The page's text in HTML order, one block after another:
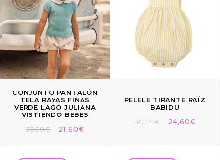
CONJUNTO PANTALÓN
TELA RAYAS FINAS
VERDE LAGO JULIANA
VISTIENDO BEBES
35,99€ 21,60€
PELELE TIRANTE RAÍZ
BABIDU
40,99€ 24,60€